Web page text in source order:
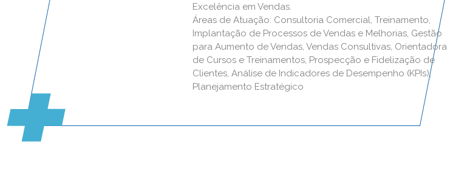
Excelência em Vendas.
Áreas de Atuação: Consultoria Comercial, Treinamento,
Implantação de Processos de Vendas e Melhorias, Gestão
para Aumento de Vendas, Vendas Consultivas, Orientadora
de Cursos e Treinamentos, Prospecção e Fidelização de
Clientes, Análise de Indicadores de Desempenho (KPIs),
Planejamento Estratégico